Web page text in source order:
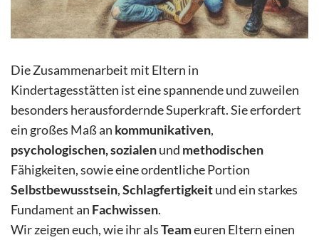
Die Zusammenarbeit mit Eltern in
Kindertagesstätten ist eine spannende und zuweilen
besonders herausfordernde Superkraft. Sie erfordert
ein großes Maß an kommunikativen,
psychologischen, sozialenund methodischen
Fähigkeiten, sowie eine ordentliche Portion
Selbstbewusstsein,Schlagfertigkeitund ein starkes
Fundament an Fachwissen.
Wir zeigen euch, wie ihr alsTeameuren Eltern einen